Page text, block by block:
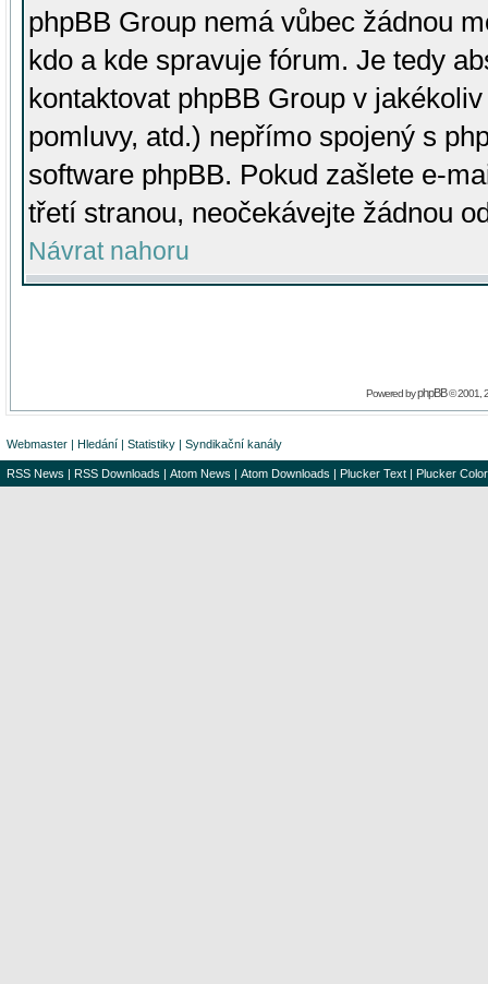
phpBB Group nemá vůbec žádnou
kdo a kde spravuje fórum. Je tedy
kontaktovat phpBB Group v
pomluvy, atd.) nepřímo spojený s
software phpBB. Pokud zašlete e-
třetí stranou, neočekávejte žádnou
Návrat nahoru
Powered byphpBB© 2001,
Webmaster | Hledání | Statistiky | Syndikační kanály
RSS News | RSS Downloads | Atom News | Atom Downloads | Plucker Text | Plucker Color